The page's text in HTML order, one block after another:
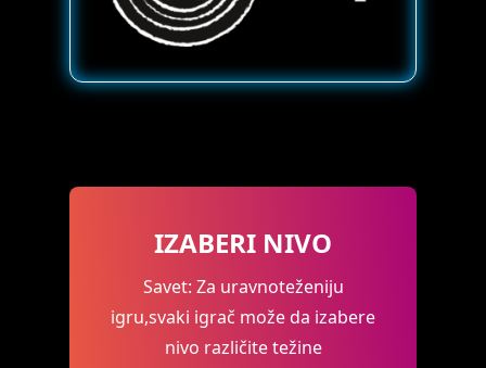
IZABERI NIVO
Savet: Za uravnoteženiju
igru,svaki igrač može da izabere
nivo različite težine